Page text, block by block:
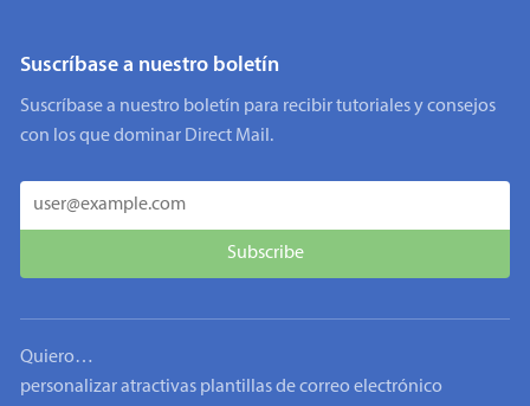
Suscríbase a nuestro boletín
Suscríbase a nuestro boletín para recibir tutoriales y consejos
con los que dominar Direct Mail.
Quiero…
personalizar atractivas plantillas de correo electrónico